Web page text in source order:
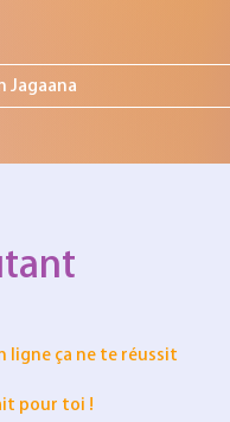
Jagaana
ligne ça ne te réussit
pour toi !